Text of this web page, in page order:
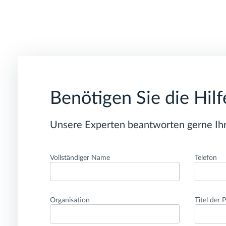
Benötigen Sie die
Unsere Experten beantworten gerne
Vollständiger Name Telefon
Organisation
Titel der